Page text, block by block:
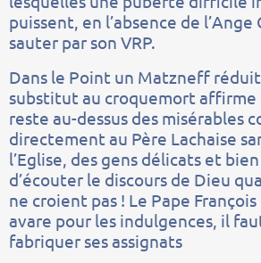
puissent, en l’absence de
sauter par son VRP.
Dans le Point un Matzneff
substitut au croquemort affirme
reste au-dessus des misérables
directement au Père Lachaise
l’Eglise, des gens délicats et
d’écouter le discours de Dieu
ne croient pas ! Le Pape
avare pour les indulgences, il
fabriquer ses assignats